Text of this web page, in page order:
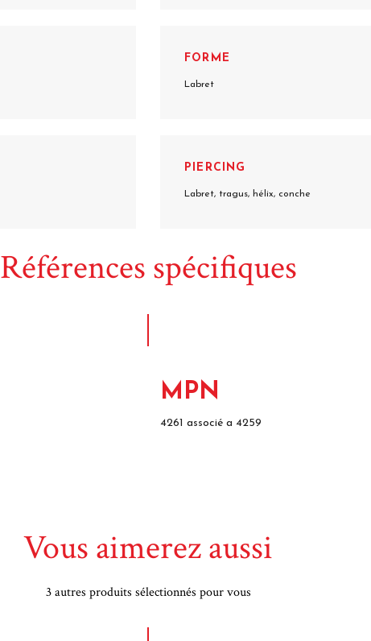
FORME
Labret
PIERCING
Labret, tragus, hélix, conche
Références spécifiques
MPN
4261 associé a 4259
Vous aimerez aussi
3 autres produits sélectionnés pour vous